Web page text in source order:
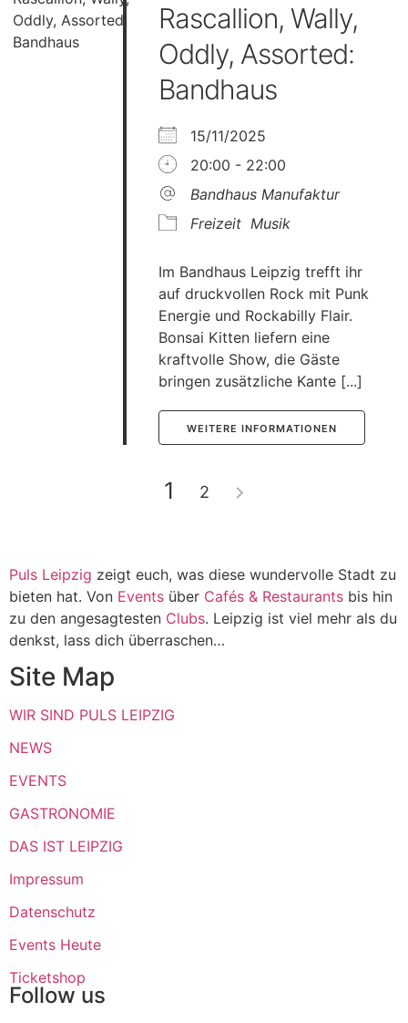
Rascallion, Wally,
Oddly, Assorted:
Bandhaus
15/11/2025
20:00 - 22:00
Bandhaus Manufaktur
Freizeit Musik
Im Bandhaus Leipzig trefft ihr
auf druckvollen Rock mit Punk
Energie und Rockabilly Flair.
Bonsai Kitten liefern eine
kraftvolle Show, die Gäste
bringen zusätzliche Kante [...]
WEITERE INFORMATIONEN
1 2
Puls Leipzig zeigt euch, was diese wundervolle Stadt zu
bieten hat. Von Events über Cafés & Restaurants bis hin
zu den angesagtesten Clubs. Leipzig ist viel mehr als du
denkst, lass dich überraschen…
Site Map
WIR SIND PULS LEIPZIG
NEWS
EVENTS
GASTRONOMIE
DAS IST LEIPZIG
Impressum
Datenschutz
Events Heute
Ticketshop
Follow us